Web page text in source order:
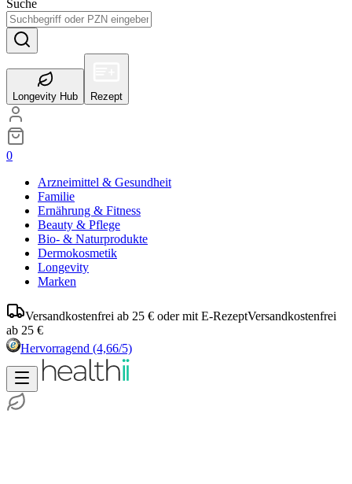
Suche
Longevity Hub Rezept
0
Arzneimittel & Gesundheit
Familie
Ernährung & Fitness
Beauty & Pflege
Bio- & Naturprodukte
Dermokosmetik
Longevity
Marken
Versandkostenfrei ab 25 € oder mit E-RezeptVersandkostenfrei
ab 25 €
Hervorragend (4,66/5)